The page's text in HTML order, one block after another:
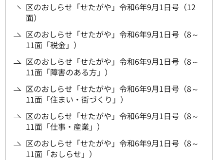
区のおしらせ「せたがや」令和6年9月1日号（12
面）
区のおしらせ「せたがや」令和6年9月1日号（8～
11面「税金」）
区のおしらせ「せたがや」令和6年9月1日号（8～
11面「障害のある方」）
区のおしらせ「せたがや」令和6年9月1日号（8～
11面「住まい・街づくり」）
区のおしらせ「せたがや」令和6年9月1日号（8～
11面「仕事・産業」）
区のおしらせ「せたがや」令和6年9月1日号（8～
11面「おしらせ」）